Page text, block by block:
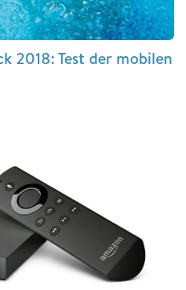
2018: Test der mobilen